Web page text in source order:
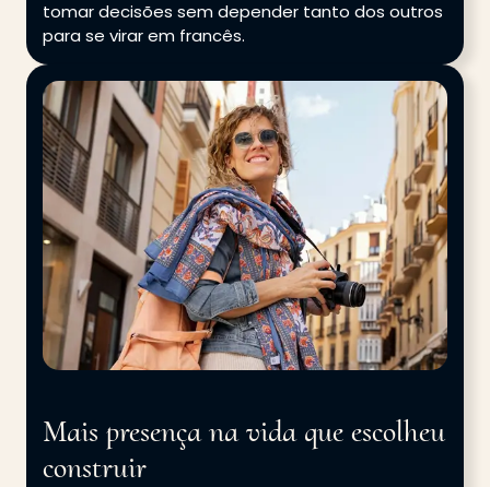
tomar decisões sem depender tanto dos outros
para se virar em francês.
Mais presença na vida que escolheu
construir